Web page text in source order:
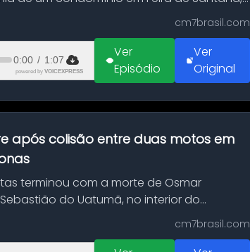
cm7brasil.com
0:00 / 1:07
powered by VOICEXPRESS
Ver
Episódio
Ver
Original
após colisão entre duas motos em
terminou com a morte de Osmar
do Uatumã, no interior do
cm7brasil.com